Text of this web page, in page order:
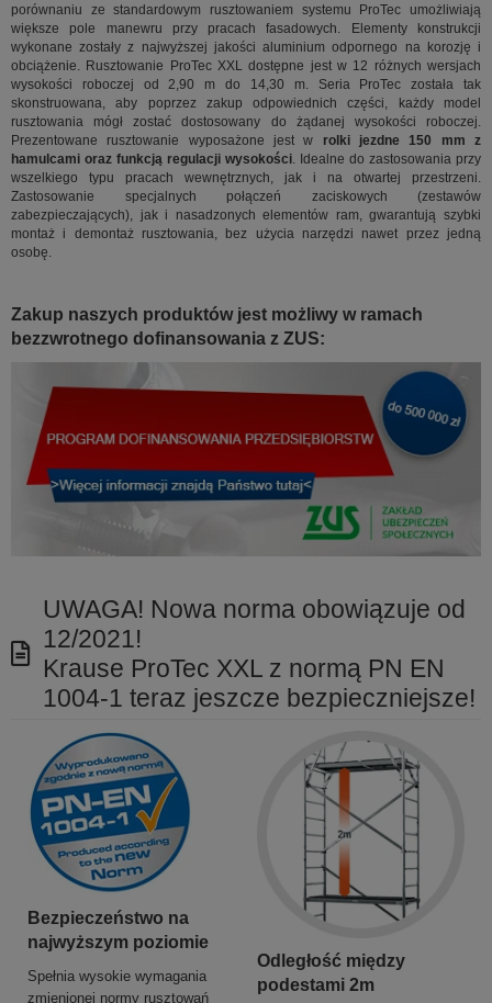
porównaniu ze standardowym rusztowaniem systemu ProTec umożliwiają
większe pole manewru przy pracach fasadowych. Elementy konstrukcji
wykonane zostały z najwyższej jakości aluminium odpornego na korozję i
obciążenie. Rusztowanie ProTec XXL dostępne jest w 12 różnych wersjach
wysokości roboczej od 2,90 m do 14,30 m. Seria ProTec została tak
skonstruowana, aby poprzez zakup odpowiednich części, każdy model
rusztowania mógł zostać dostosowany do żądanej wysokości roboczej.
Prezentowane rusztowanie wyposażone jest w rolki jezdne 150 mm z
hamulcami oraz funkcją regulacji wysokości . Idealne do zastosowania przy
wszelkiego typu pracach wewnętrznych, jak i na otwartej przestrzeni.
Zastosowanie specjalnych połączeń zaciskowych (zestawów
zabezpieczających), jak i nasadzonych elementów ram, gwarantują szybki
montaż i demontaż rusztowania, bez użycia narzędzi nawet przez jedną
osobę.
Zakup naszych produktów jest możliwy w ramach
bezzwrotnego dofinansowania z ZUS:
UWAGA! Nowa norma obowiązuje od
12/2021!
Krause ProTec XXL z normą PN EN
1004-1 teraz jeszcze bezpieczniejsze!
Bezpieczeństwo na
najwyższym poziomie
Spełnia wysokie wymagania
zmienionej normy rusztowań
Odległość między
podestami 2m